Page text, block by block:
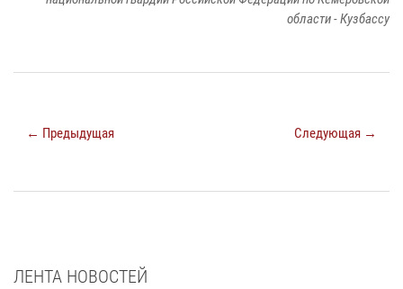
области - Кузбассу
← Предыдущая Следующая →
ЛЕНТА НОВОСТЕЙ